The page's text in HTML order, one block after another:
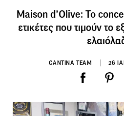
Maison d’Olive: Το
ετικέτες που τιμούν το
CANTINA TEAM 26